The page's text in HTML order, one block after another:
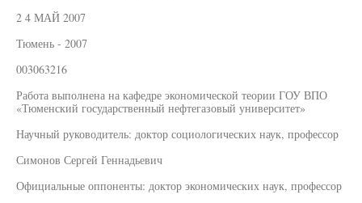
2 4 МАЙ 2007
Тюмень - 2007
003063216
Работа выполнена на кафедре экономической теории ГОУ ВПО
«Тюменский государственный нефтегазовый университет»
Научный руководитель: доктор социологических наук, профессор
Симонов Сергей Геннадьевич
Официальные оппоненты: доктор экономических наук, профессор